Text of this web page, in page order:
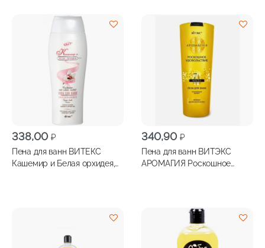
338,00 ₽
Пена для ванн ВИТЕКС
Кашемир и Белая орхидея,
340,90 ₽
Пена для ванн ВИТЭКС
АРОМАГИЯ Роскошное